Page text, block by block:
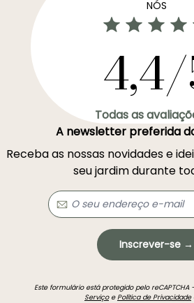
NÓS
Todas as
A newsletter preferida
Receba as nossas novidades e
seu jardim durante
Inscrever-se →
Este formulário está protegido pelo
ServiçoePolítica de Privacidade